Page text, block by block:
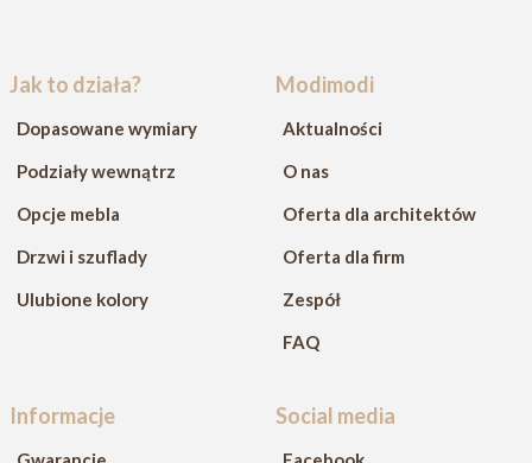
Jak to działa?
Dopasowane wymiary
Podziały wewnątrz
Opcje mebla
Drzwi i szuflady
Ulubione kolory
Modimodi
Aktualności
O nas
Oferta dla architektów
Oferta dla firm
Zespół
FAQ
Informacje Social media